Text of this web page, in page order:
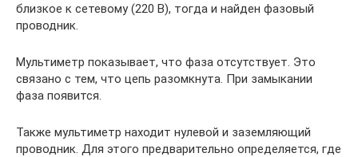
близкое к сетевому (220 В), тогда и найден фазовый
проводник.
Мультиметр показывает, что фаза отсутствует. Это
связано с тем, что цепь разомкнута. При замыкании
фаза появится.
Также мультиметр находит нулевой и заземляющий
проводник. Для этого предварительно определяется, где